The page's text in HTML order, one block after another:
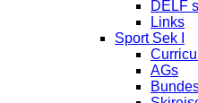
DELF
Links
Sport Sek I
AGs